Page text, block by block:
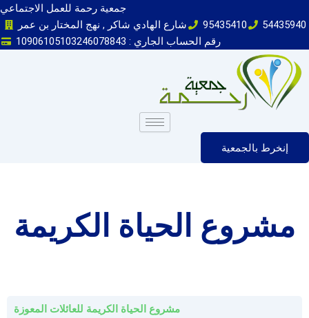
Skip
to
content
جمعية رحمة للعمل الاجتماعي
شارع الهادي شاكر , نهج المختار بن عمر
95435410
54435940
رقم الحساب الجاري : 10906105103246078843
إنخرط بالجمعية
مشروع الحياة الكريمة
مشروع الحياة الكريمة للعائلات المعوزة